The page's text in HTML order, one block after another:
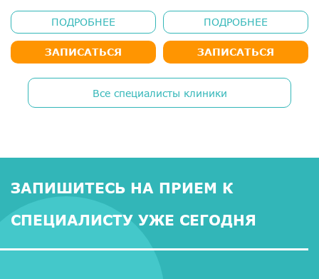
ПОДРОБНЕЕ
ЗАПИСАТЬСЯ
ПОДРОБНЕЕ
ЗАПИСАТЬСЯ
Все специалисты клиники
ЗАПИШИТЕСЬ НА ПРИЕМ К
СПЕЦИАЛИСТУ УЖЕ СЕГОДНЯ